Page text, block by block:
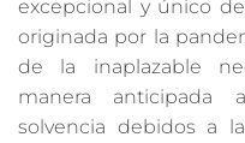
excepcional y único
originada por la
de la inaplazable
manera anticipada
solvencia debidos a